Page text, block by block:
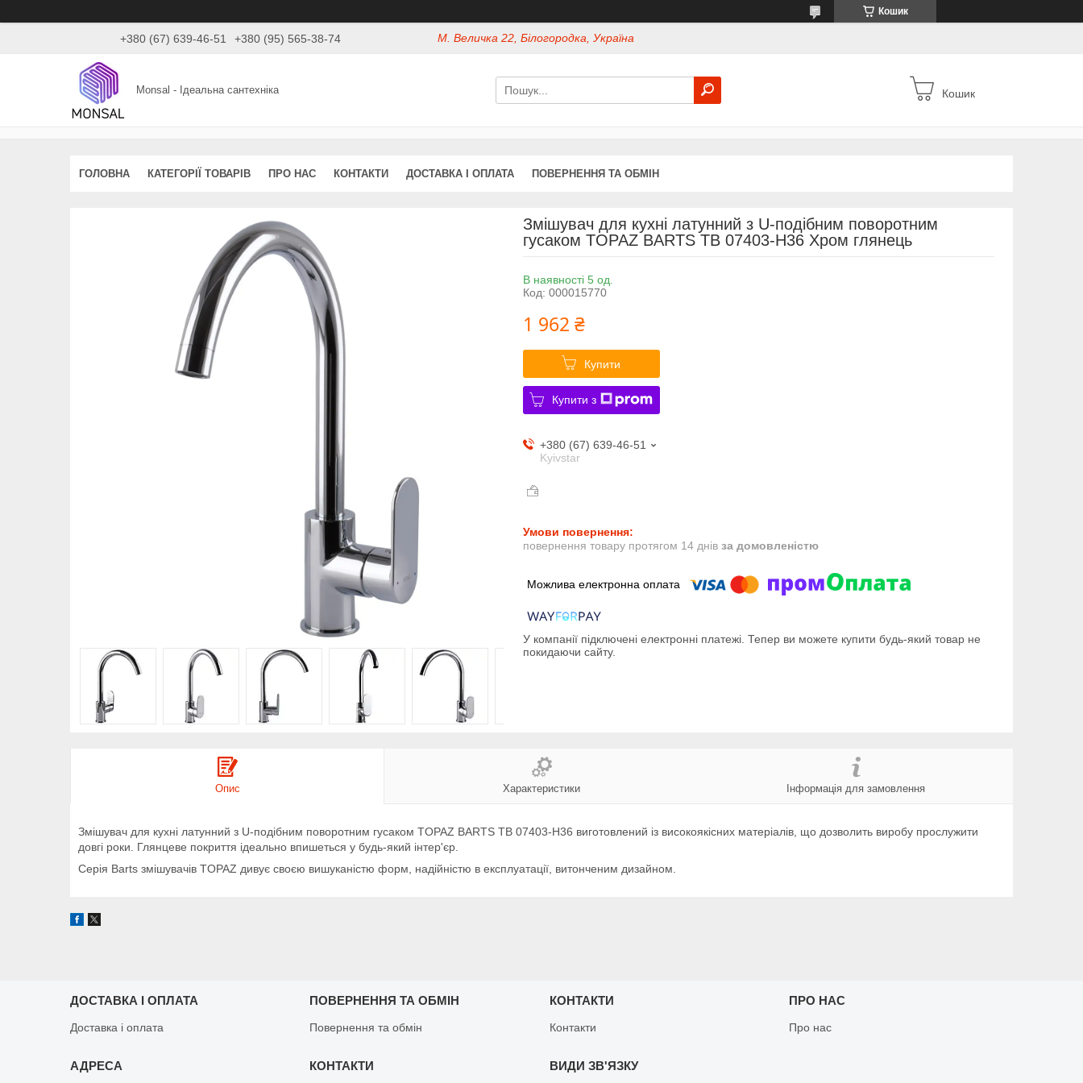
Кошик
+380 (67) 639-46-51 +380 (95) 565-38-74 М. Величка 22, Білогородка, Україна
Monsal - Ідеальна сантехніка Кошик
ГОЛОВНА КАТЕГОРІЇ ТОВАРІВ ПРО НАС КОНТАКТИ ДОСТАВКА І ОПЛАТА ПОВЕРНЕННЯ ТА ОБМІН
Змішувач для кухні латунний з U-подібним поворотним
гусаком TOPAZ BARTS TB 07403-H36 Хром глянець
В наявності 5 од.
Код: 000015770
1 962 ₴
Купити
Купити з
+380 (67) 639-46-51
Kyivstar
повернення товару протягом 14 днів за домовленістю
У компанії підключені електронні платежі. Тепер ви можете купити будь-який товар не
покидаючи сайту.
Опис Характеристики Інформація для замовлення
Змішувач для кухні латунний з U-подібним поворотним гусаком TOPAZ BARTS TB 07403-H36 виготовлений із високоякісних матеріалів, що дозволить виробу прослужити
довгі роки. Глянцеве покриття ідеально впишеться у будь-який інтер'єр.
Серія Barts змішувачів TOPAZ дивує своєю вишуканістю форм, надійністю в експлуатації, витонченим дизайном.
ДОСТАВКА І ОПЛАТА
Доставка і оплата
ПОВЕРНЕННЯ ТА ОБМІН
Повернення та обмін
КОНТАКТИ
Контакти
ПРО НАС
Про нас